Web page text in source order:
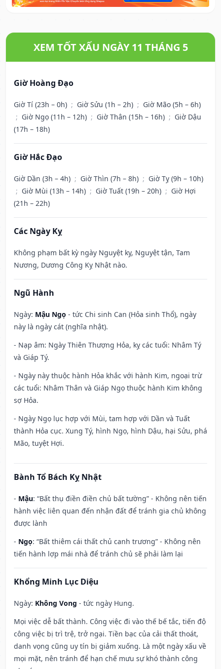
XEM TỐT XẤU NGÀY 11 THÁNG 5
Giờ Hoàng Đạo
Giờ Tí (23h – 0h) ; Giờ Sửu (1h – 2h) ; Giờ Mão (5h – 6h)
; Giờ Ngọ (11h – 12h) ; Giờ Thân (15h – 16h) ; Giờ Dậu
(17h – 18h)
Giờ Hắc Đạo
Giờ Dần (3h – 4h) ; Giờ Thìn (7h – 8h) ; Giờ Tỵ (9h – 10h)
; Giờ Mùi (13h – 14h) ; Giờ Tuất (19h – 20h) ; Giờ Hợi
(21h – 22h)
Các Ngày Kỵ
Không phạm bất kỳ ngày Nguyệt kỵ, Nguyệt tận, Tam
Nương, Dương Công Kỵ Nhật nào.
Ngũ Hành
Ngày: Mậu Ngọ - tức Chi sinh Can (Hỏa sinh Thổ), ngày
này là ngày cát (nghĩa nhật).
- Nạp âm: Ngày Thiên Thượng Hỏa, kỵ các tuổi: Nhâm Tý
và Giáp Tý.
- Ngày này thuộc hành Hỏa khắc với hành Kim, ngoại trừ
các tuổi: Nhâm Thân và Giáp Ngọ thuộc hành Kim không
sợ Hỏa.
- Ngày Ngọ lục hợp với Mùi, tam hợp với Dần và Tuất
thành Hỏa cục. Xung Tý, hình Ngọ, hình Dậu, hại Sửu, phá
Mão, tuyệt Hợi.
Bành Tổ Bách Kỵ Nhật
- Mậu: “Bất thụ điền điền chủ bất tường” - Không nên tiến
hành việc liên quan đến nhận đất để tránh gia chủ không
được lành
- Ngọ: “Bất thiêm cái thất chủ canh trương” - Không nên
tiến hành lợp mái nhà để tránh chủ sẽ phải làm lại
Khổng Minh Lục Diệu
Ngày: Không Vong - tức ngày Hung.
Mọi việc dễ bất thành. Công việc đi vào thế bế tắc, tiến độ
công việc bị trì trệ, trở ngại. Tiền bạc của cải thất thoát,
danh vọng cũng uy tín bị giảm xuống. Là một ngày xấu về
mọi mặt, nên tránh để hạn chế mưu sự khó thành công